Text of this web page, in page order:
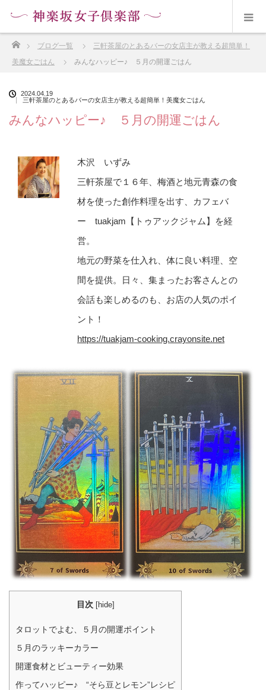
ブログ一覧
三軒茶屋のとあるバーの女店主が教える超簡単！
美魔女ごはん
みんなハッピー♪ ５月の開運ごはん
2024.04.19
三軒茶屋のとあるバーの女店主が教える超簡単！美魔女ごはん
みんなハッピー♪ ５月の開運ごはん
木沢 いずみ
三軒茶屋で１６年、梅酒と地元青森の食
材を使った創作料理を出す、カフェバ
ー tuakjam【トゥアックジャム】を経
営。
地元の野菜を仕入れ、体に良い料理、空
間を提供。日々、集まったお客さんとの
会話も楽しめるのも、お店の人気のポイ
ント！
https://tuakjam-cooking.crayonsite.net
目次 [hide]
タロットでよむ、５月の開運ポイント
５月のラッキーカラー
開運食材とビューティー効果
作ってハッピー♪ “そら豆とレモン”レシピ